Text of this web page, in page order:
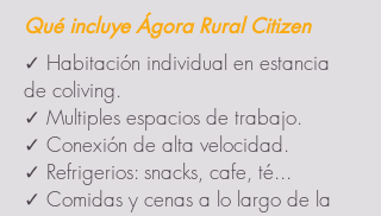
Qué incluye Ágora Rural Citizen
✓ Habitación individual en estancia
de coliving.
✓ Multiples espacios de trabajo.
✓ Conexión de alta velocidad.
✓ Refrigerios: snacks, cafe, té...
✓ Comidas y cenas a lo largo de la